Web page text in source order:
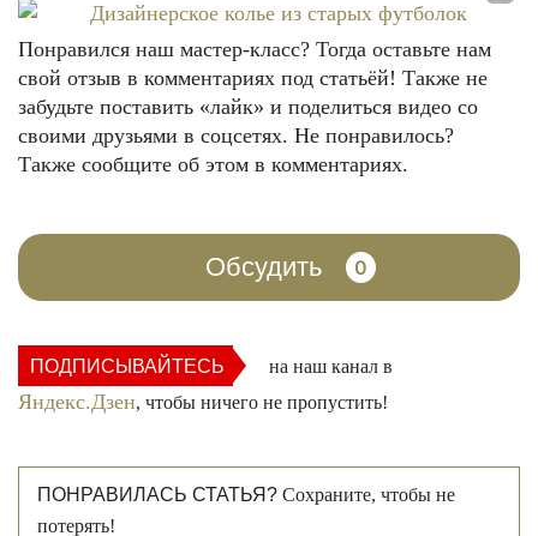
Понравился наш мастер-класс? Тогда оставьте нам
свой отзыв в комментариях под статьёй! Также не
забудьте поставить «лайк» и поделиться видео со
своими друзьями в соцсетях. Не понравилось?
Также сообщите об этом в комментариях.
Обсудить 0
ПОДПИСЫВАЙТЕСЬ на наш канал в
Яндекс.Дзен, чтобы ничего не пропустить!
ПОНРАВИЛАСЬ СТАТЬЯ? Сохраните, чтобы не
потерять!